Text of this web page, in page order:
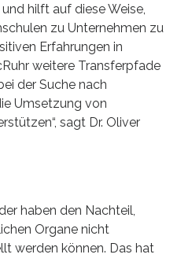
hilft auf diese Weise,
zu Unternehmen zu
Erfahrungen in
weitere Transferpfade
der Suche nach
Umsetzung von
sagt Dr. Oliver
haben den Nachteil,
Organe nicht
werden können. Das hat